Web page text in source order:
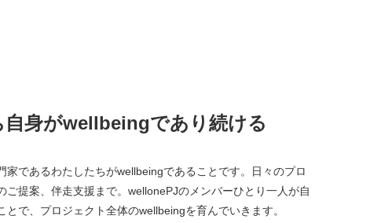
身がwellbeingであり続ける
家であるわたしたちがwellbeingであることです。日々のプロ
ご提案、伴走支援まで。wellonePJのメンバーひとり一人が自
で、プロジェクト全体のwellbeingを育んでいきます。